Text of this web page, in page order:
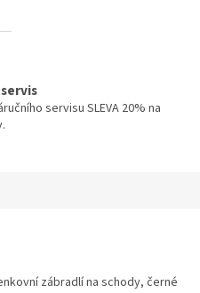
servisu SLEVA 20% na
zábradlí na schody, černé